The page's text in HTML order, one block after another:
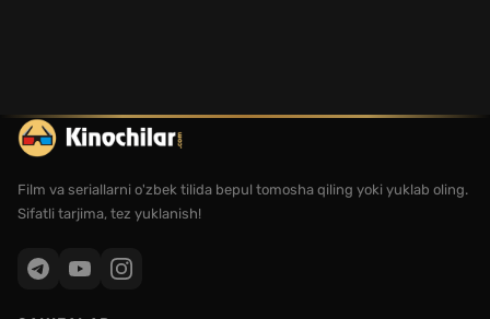
Film va seriallarni o'zbek tilida bepul tomosha qiling yoki yuklab oling.
Sifatli tarjima, tez yuklanish!